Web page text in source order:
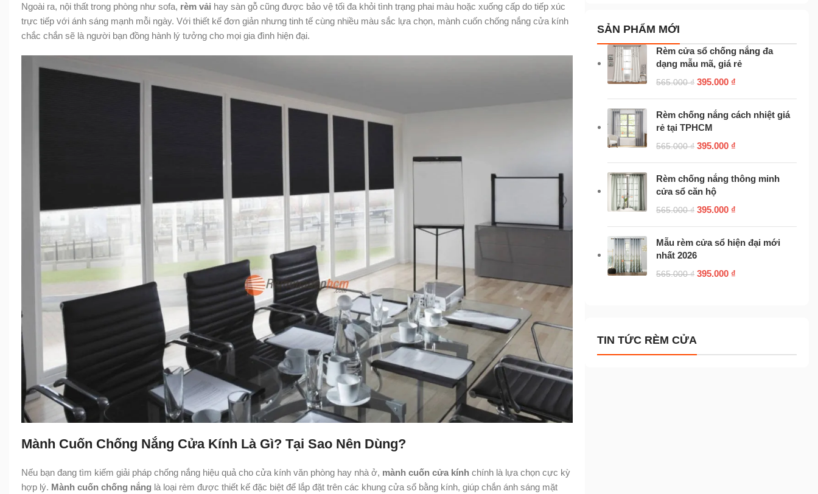
Ngoài ra, nội thất trong phòng như sofa, rèm vải hay sàn gỗ cũng được bảo vệ tối đa khỏi tình trạng phai màu hoặc xuống cấp do tiếp xúc
trực tiếp với ánh sáng mạnh mỗi ngày. Với thiết kế đơn giản nhưng tinh tế cùng nhiều màu sắc lựa chọn, mành cuốn chống nắng cửa kính
chắc chắn sẽ là người bạn đồng hành lý tưởng cho mọi gia đình hiện đại.
Mành Cuốn Chống Nắng Cửa Kính Là Gì? Tại Sao Nên Dùng?
Nếu bạn đang tìm kiếm giải pháp chống nắng hiệu quả cho cửa kính văn phòng hay nhà ở, mành cuốn cửa kính chính là lựa chọn cực kỳ
hợp lý. Mành cuốn chống nắng là loại rèm được thiết kế đặc biệt để lắp đặt trên các khung cửa sổ bằng kính, giúp chắn ánh sáng mặt
SẢN PHẨM MỚI
Rèm cửa sổ chống nắng đa
dạng mẫu mã, giá rẻ
565.000₫ 395.000 ₫
Rèm chống nắng cách nhiệt giá
rẻ tại TPHCM
565.000₫ 395.000 ₫
Rèm chống nắng thông minh
cửa sổ căn hộ
565.000₫ 395.000 ₫
Mẫu rèm cửa sổ hiện đại mới
nhất 2026
565.000₫ 395.000 ₫
TIN TỨC RÈM CỬA